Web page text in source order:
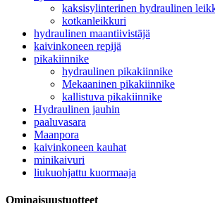
kaksisylinterinen hydraulinen
kotkanleikkuri
hydraulinen maantiivistäjä
kaivinkoneen repijä
pikakiinnike
hydraulinen pikakiinnike
Mekaaninen pikakiinnike
kallistuva pikakiinnike
Hydraulinen jauhin
paaluvasara
Maanpora
kaivinkoneen kauhat
minikaivuri
liukuohjattu kuormaaja
Ominaisuustuotteet